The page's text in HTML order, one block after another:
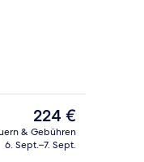
Der
aktuelle
Preis
224 €
& Gebühren
6. Sept.–7. Sept.